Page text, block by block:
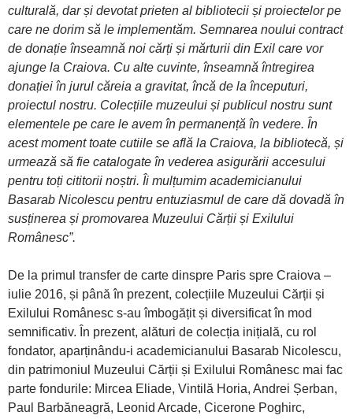
culturală, dar și devotat prieten al bibliotecii și proiectelor pe
care ne dorim să le implementăm. Semnarea noului contract
de donație înseamnă noi cărți și mărturii din Exil care vor
ajunge la Craiova. Cu alte cuvinte, înseamnă întregirea
donației în jurul căreia a gravitat, încă de la începuturi,
proiectul nostru. Colecțiile muzeului și publicul nostru sunt
elementele pe care le avem în permanență în vedere. În
acest moment toate cutiile se află la Craiova, la bibliotecă, și
urmează să fie catalogate în vederea asigurării accesului
pentru toți cititorii noștri. Îi mulțumim academicianului
Basarab Nicolescu pentru entuziasmul de care dă dovadă în
susținerea și promovarea Muzeului Cărții și Exilului
Românesc”.
De la primul transfer de carte dinspre Paris spre Craiova –
iulie 2016, și până în prezent, colecțiile Muzeului Cărții și
Exilului Românesc s-au îmbogățit și diversificat în mod
semnificativ. În prezent, alături de colecția inițială, cu rol
fondator, aparținându-i academicianului Basarab Nicolescu,
din patrimoniul Muzeului Cărții și Exilului Românesc mai fac
parte fondurile: Mircea Eliade, Vintilă Horia, Andrei Șerban,
Paul Barbăneagră, Leonid Arcade, Cicerone Poghirc,